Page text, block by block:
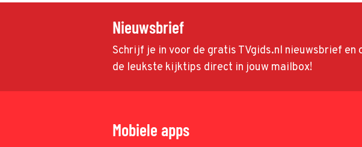
Nieuwsbrief
Schrijf je in voor de gratis TVgids.nl nieuwsbrief en
de leukste kijktips direct in jouw mailbox!
Mobiele apps